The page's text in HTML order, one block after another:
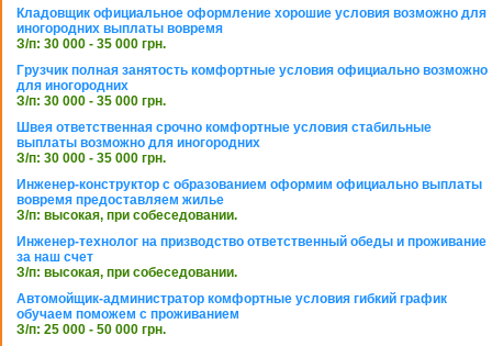
Кладовщик официальное оформление хорошие условия возможно для
иногородних выплаты вовремя
З/п: 30 000 - 35 000 грн.
Грузчик полная занятость комфортные условия официально возможно
для иногородних
З/п: 30 000 - 35 000 грн.
Швея ответственная срочно комфортные условия стабильные
выплаты возможно для иногородних
З/п: 30 000 - 35 000 грн.
Инженер-конструктор с образованием оформим официально выплаты
вовремя предоставляем жилье
З/п: высокая, при собеседовании.
Инженер-технолог на призводство ответственный обеды и проживание
за наш счет
З/п: высокая, при собеседовании.
Автомойщик-администратор комфортные условия гибкий график
обучаем поможем с проживанием
З/п: 25 000 - 50 000 грн.